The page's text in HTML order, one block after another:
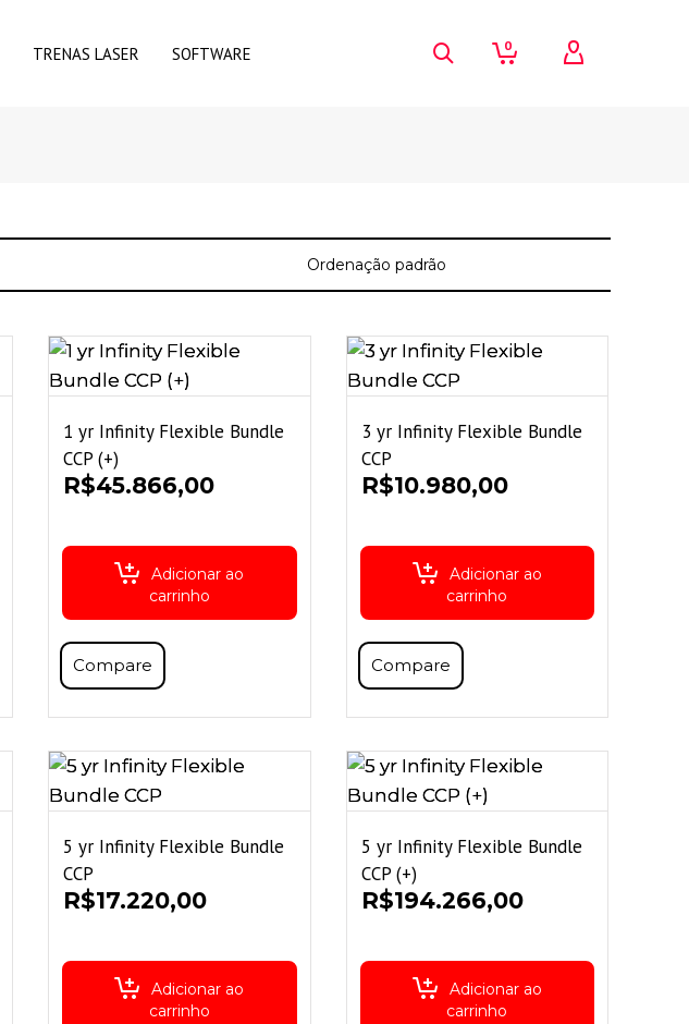
TRENAS LASER SOFTWARE 0
1 yr Infinity Flexible Bundle
CCP (+)
R$45.866,00
Adicionar ao
carrinho
Compare
3 yr Infinity Flexible Bundle
CCP
R$10.980,00
Adicionar ao
carrinho
Compare
5 yr Infinity Flexible Bundle
CCP
R$17.220,00
Adicionar ao
carrinho
5 yr Infinity Flexible Bundle
CCP (+)
R$194.266,00
Adicionar ao
carrinho